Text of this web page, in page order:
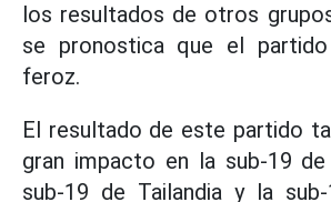
los resultados de otros
se pronostica que el
feroz.
El resultado de este partido
gran impacto en la sub-19
sub-19 de Tailandia y la